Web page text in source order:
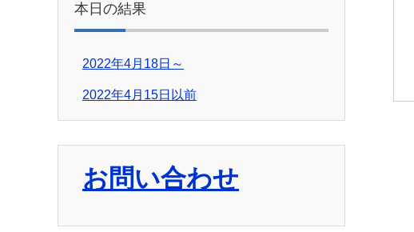
本日の結果
2022年4月18日～
2022年4月15日以前
お問い合わせ